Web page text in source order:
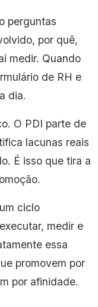
perguntas
por quê,
medir. Quando
de RH e
dia.
O PDI parte de
lacunas reais
É isso que tira a
ciclo
medir e
essa
promovem por
por afinidade.